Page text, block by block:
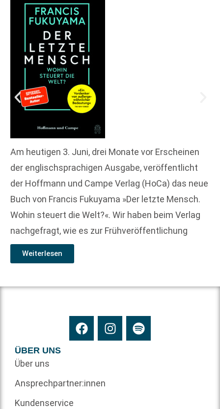
Am heutigen 3. Juni, drei Monate vor Erscheinen
der englischsprachigen Ausgabe, veröffentlicht
der Hoffmann und Campe Verlag (HoCa) das neue
Buch von Francis Fukuyama »Der letzte Mensch.
Wohin steuert die Welt?«. Wir haben beim Verlag
nachgefragt, wie es zur Frühveröffentlichung
Weiterlesen
ÜBER UNS
Über uns
Ansprechpartner:innen
Kundenservice